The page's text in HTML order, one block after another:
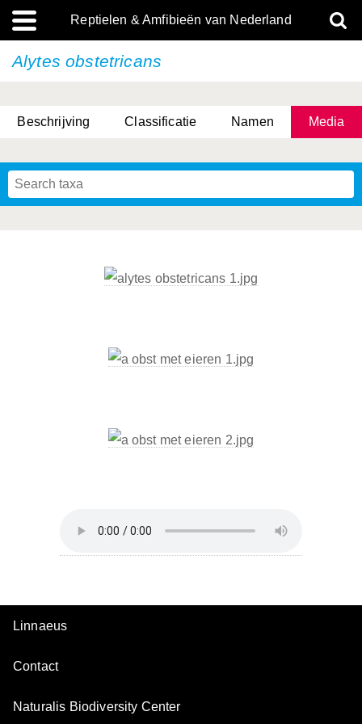
Reptielen & Amfibieën van Nederland
Alytes obstetricans
Beschrijving Classificatie Namen Media
Linnaeus
Contact
Naturalis Biodiversity Center